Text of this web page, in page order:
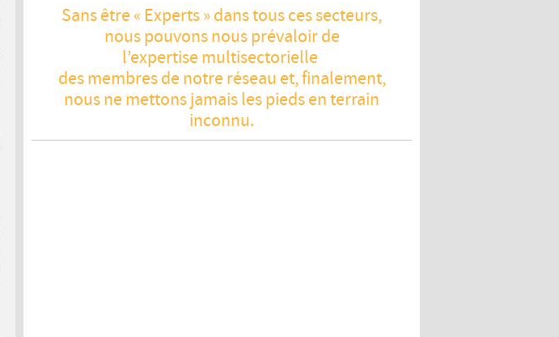
Sans être « Experts » dans tous ces secteurs,
nous pouvons nous prévaloir de
l’expertise multisectorielle
des membres de notre réseau et, finalement,
nous ne mettons jamais les pieds en terrain
inconnu.